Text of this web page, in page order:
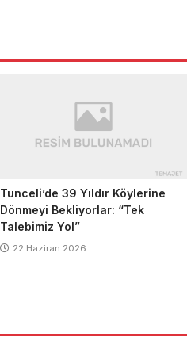
Tunceli’de 39 Yıldır Köylerine
Dönmeyi Bekliyorlar: “Tek
Talebimiz Yol”
22 Haziran 2026